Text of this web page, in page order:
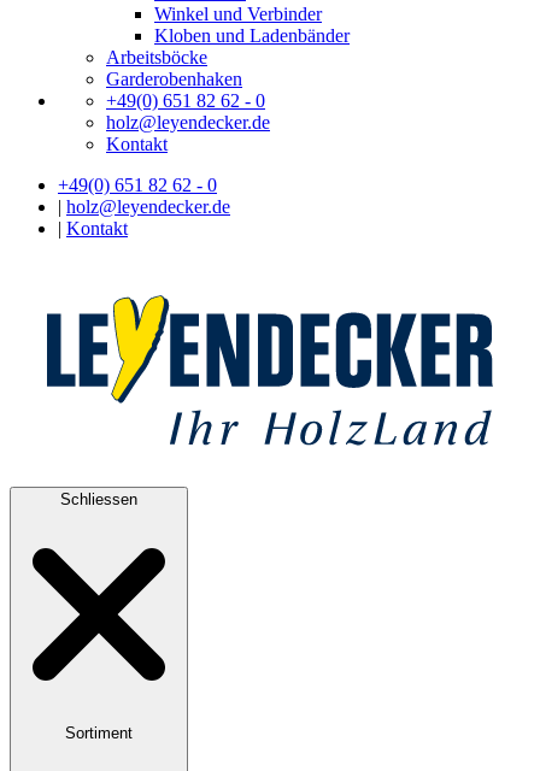
Winkel und Verbinder
Kloben und Ladenbänder
Arbeitsböcke
Garderobenhaken
+49(0) 651 82 62 - 0
holz@leyendecker.de
Kontakt
+49(0) 651 82 62 - 0
| holz@leyendecker.de
| Kontakt
Schliessen
Sortiment